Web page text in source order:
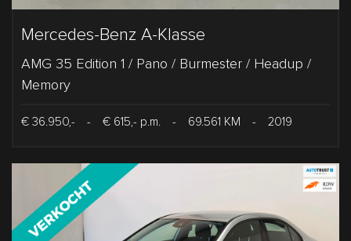
Mercedes-Benz A-Klasse
AMG 35 Edition 1 / Pano / Burmester / Headup /
Memory
€ 36.950,- - € 615,- p.m. - 69.561 KM - 2019